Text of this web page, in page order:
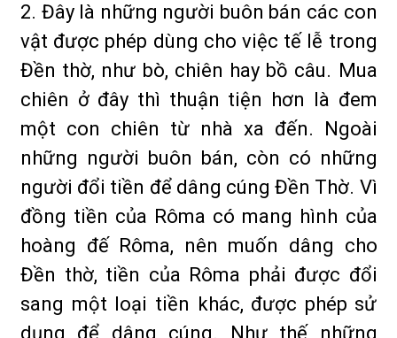
2. Đây là những người buôn bán các con
vật được phép dùng cho việc tế lễ trong
Đền thờ, như bò, chiên hay bồ câu. Mua
chiên ở đây thì thuận tiện hơn là đem
một con chiên từ nhà xa đến. Ngoài
những người buôn bán, còn có những
người đổi tiền để dâng cúng Đền Thờ. Vì
đồng tiền của Rôma có mang hình của
hoàng đế Rôma, nên muốn dâng cho
Đền thờ, tiền của Rôma phải được đổi
sang một loại tiền khác, được phép sử
dụng để dâng cúng. Như thế những